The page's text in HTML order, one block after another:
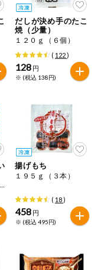
まれていない商品
くるみ
いか
シューナッツ
ごま
だしが決め手のたこ
焼（少量）
１２０ｇ（６個）
( 122)
128 円
※ (税込 138円)
４５０ｇ（ソース・削り粉・あおさ付）
揚げもち
１９５ｇ（３本）
( 18)
458 円
※ (税込 495円)